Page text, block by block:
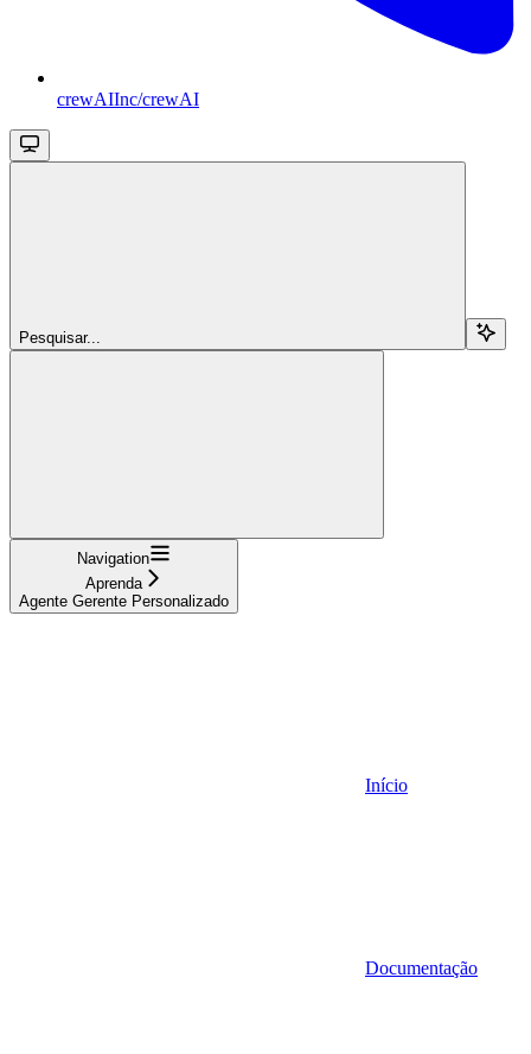
crewAIInc/crewAI
Pesquisar...
Navigation
Aprenda
Agente Gerente Personalizado
Início
Documentação